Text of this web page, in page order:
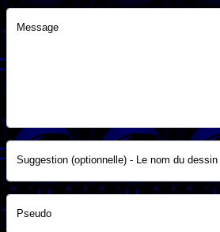
Message
Suggestion (optionnelle) - Le nom du
Pseudo